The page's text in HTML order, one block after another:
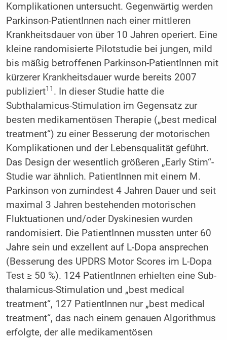
Komplikationen untersucht. Gegenwärtig werden
Parkinson-PatientInnen nach einer mittleren
Krankheitsdauer von über 10 Jahren operiert. Eine
kleine randomisierte Pilotstudie bei jungen, mild
bis mäßig betroffenen Parkinson-PatientInnen mit
kürzerer Krankheitsdauer wurde bereits 2007
publiziert11 . In dieser Studie hatte die
Subthalamicus-Stimulation im Gegensatz zur
besten medikamentösen Therapie („best medical
treatment“) zu einer Besserung der motorischen
Komplikationen und der Lebensqualität geführt.
Das Design der wesentlich größeren „Early Stim“-
Studie war ähnlich. PatientInnen mit einem M.
Parkinson von zumindest 4 Jahren Dauer und seit
maximal 3 Jahren bestehenden motorischen
Fluktuationen und/oder Dyskinesien wurden
randomisiert. Die PatientInnen mussten unter 60
Jahre sein und exzellent auf L-Dopa ansprechen
(Besserung des UPDRS Motor Scores im L-Dopa
Test ≥ 50 %). 124 PatientInnen erhielten eine Sub­
thalamicus-Stimulation und „best medical
treatment“, 127 PatientInnen nur „best medical
treatment“, das nach einem genauen Algorithmus
erfolgte, der alle medikamentösen